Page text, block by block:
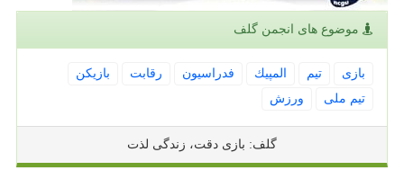
موضوع های انجمن گلف
بازی تیم المپیك فدراسیون رقابت
بازیكن
تیم ملی
ورزش
گلف: بازی دقت، زندگی لذت